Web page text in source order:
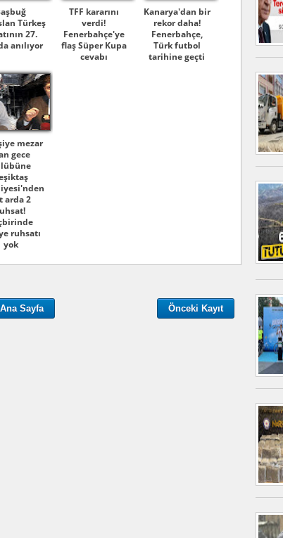
Türkeş
27.
anılıyor
TFF kararını
verdi!
Fenerbahçe'ye
flaş Süper Kupa
cevabı
Kanarya'dan bir
rekor daha!
Fenerbahçe,
Türk futbol
tarihine geçti
mezar
gece
arda 2
ruhsatı
yok
Önceki Kayıt
Ana Sayfa